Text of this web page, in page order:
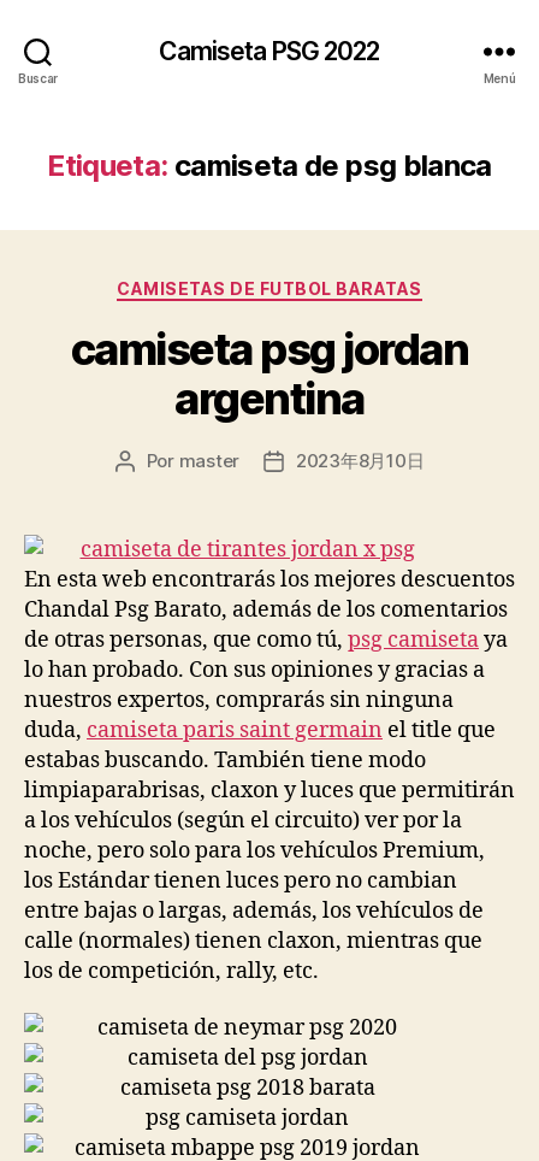
Buscar
Camiseta PSG 2022
Menú
Etiqueta: camiseta de psg blanca
Categorías
CAMISETAS DE FUTBOL BARATAS
camiseta psg jordan
argentina
Autor
entrada
Por master
Fecha
entrada
2023年8月10日
En esta web encontrarás los mejores descuentos
Chandal Psg Barato, además de los comentarios
de otras personas, que como tú, psg camisetaya
lo han probado. Con sus opiniones y gracias a
nuestros expertos, comprarás sin ninguna
duda, camiseta paris saint germain el title que
estabas buscando. También tiene modo
limpiaparabrisas, claxon y luces que permitirán
a los vehículos (según el circuito) ver por la
noche, pero solo para los vehículos Premium,
los Estándar tienen luces pero no cambian
entre bajas o largas, además, los vehículos de
calle (normales) tienen claxon, mientras que
los de competición, rally, etc.